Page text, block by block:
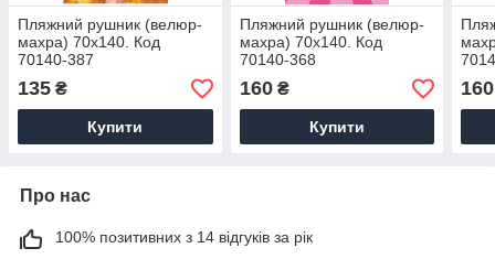
Пляжний рушник (велюр-
махра) 70х140. Код
70140-387
135 ₴
Купити
Пляжний рушник (велюр-
махра) 70х140. Код
70140-368
160₴
Купити
160
Про нас
100% позитивних з 14 відгуків за рік